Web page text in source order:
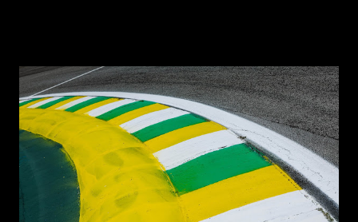
συνειδητοποιούσαν την αξία της πρόληψης στο δρόμο.
Βασικό ζητούμενο είναι, λοιπόν, να σμιλευθεί σωστά η
νέα γενιά οδηγών. Αυτό το ηχηρό μήνυμα επιχειρεί να
μεταλαμπαδεύσει το Project… Safety First και η Ελληνική
Αστυνομία. ΠΡΟΟΡΙΣΜΟΣ ΚΟΡΙΝΘΟΣ ΚΑΙ ΤΡΙΠΟΛΗ Η
εκπαιδευτική διαδραστική δράση της Ελληνικής
Αστυνομίας, του Project… Safety First και του